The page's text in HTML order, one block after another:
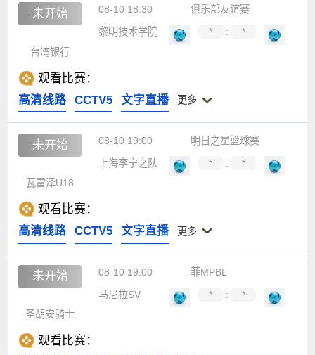
未开始 08-10 18:30
俱乐部友谊赛
黎明技术学院
* :
*
台湾银行
观看比赛：
高清线路
CCTV5 文字直播 更多
未开始 08-10 19:00
明日之星篮球赛
上海李宁之队
* :
*
瓦雷泽U18
观看比赛：
高清线路
CCTV5 文字直播 更多
未开始 08-10 19:00
菲MPBL
马尼拉SV
* :
*
圣胡安骑士
观看比赛：